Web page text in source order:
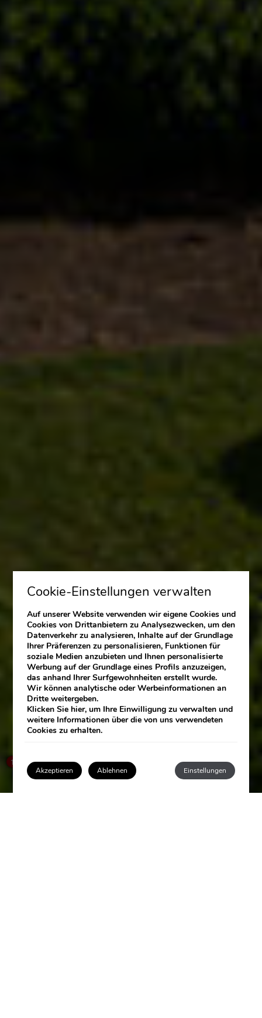
Cookie-Einstellungen verwalten
Auf unserer Website verwenden wir eigene Cookies und
Cookies von Drittanbietern zu Analysezwecken, um den
Datenverkehr zu analysieren, Inhalte auf der Grundlage
Ihrer Präferenzen zu personalisieren, Funktionen für
soziale Medien anzubieten und Ihnen personalisierte
Werbung auf der Grundlage eines Profils anzuzeigen,
das anhand Ihrer Surfgewohnheiten erstellt wurde.
Wir können analytische oder Werbeinformationen an
Dritte weitergeben.
Klicken Siehier, um Ihre Einwilligung zu verwalten und
weitere Informationen über die von uns verwendeten
Cookies zu erhalten.
Akzeptieren Einstellungen
Ablehnen
How can I help you?
1